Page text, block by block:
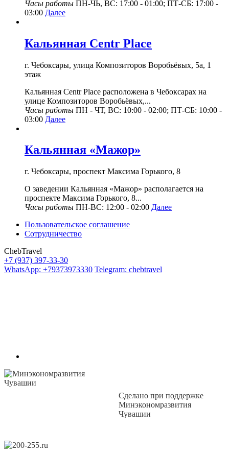
Часы работы ПН-ЧЬ, ВС: 17:00 - 01:00; ПТ-СБ: 17:00 -
03:00 Далее
Кальянная Centr Place
г. Чебоксары, улица Композиторов Воробьёвых, 5а, 1
этаж
Кальянная Centr Place расположена в Чебоксарах на
улице Композиторов Воробьёвых,...
Часы работы ПН - ЧТ, ВС: 10:00 - 02:00; ПТ-СБ: 10:00 -
03:00 Далее
Кальянная «Мажор»
г. Чебоксары, проспект Максима Горького, 8
О заведении Кальянная «Мажор» располагается на
проспекте Максима Горького, 8...
Часы работы ПН-ВС: 12:00 - 02:00 Далее
Пользовательское соглашение
Сотрудничество
ChebTravel
+7 (937) 397-33-30
WhatsApp: +79373973330 Telegram: chebtravel
Сделано при поддержке
Минэкономразвития
Чувашии